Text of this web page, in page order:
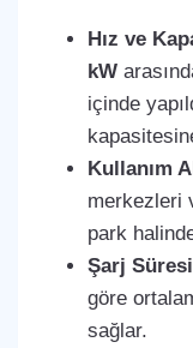
Hız ve
kW
içinde
Kullanım
merkezleri
park
Şarj
göre
sağlar.